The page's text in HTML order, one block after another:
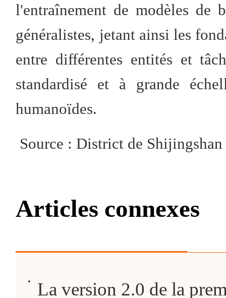
l'entraînement de modèles de
généralistes, jetant ainsi les
entre différentes entités et
standardisé et à grande
humanoïdes.
Source : District de
Articles connexes
La version 2.0 de la